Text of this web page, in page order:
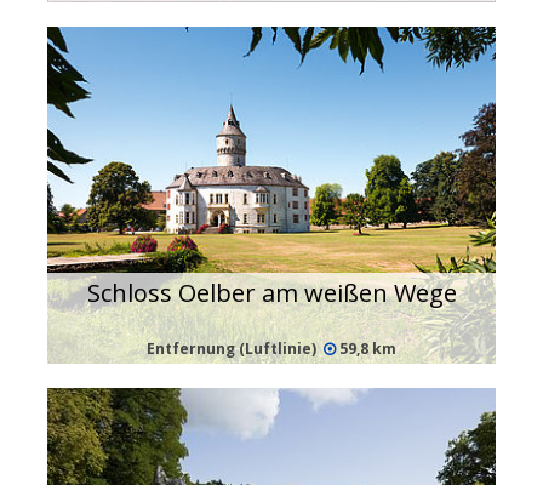
Schloss Oelber am weißen Wege
Entfernung (Luftlinie) 59,8 km